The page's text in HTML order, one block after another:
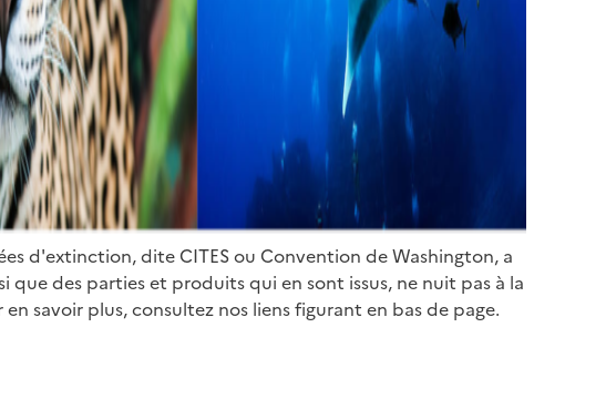
d'extinction, dite CITES ou Convention de Washington, a
des parties et produits qui en sont issus, ne nuit pas à la
savoir plus, consultez nos liens figurant en bas de page.